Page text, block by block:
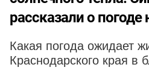
рассказали о погоде
Какая погода ожидает
Краснодарского края в